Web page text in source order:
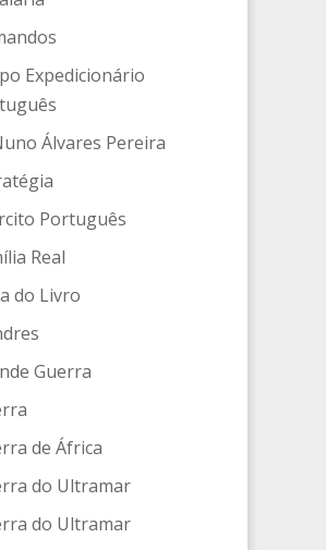
Expedicionário
Álvares Pereira
Português
Real
do Livro
Guerra
de África
do Ultramar
do Ultramar